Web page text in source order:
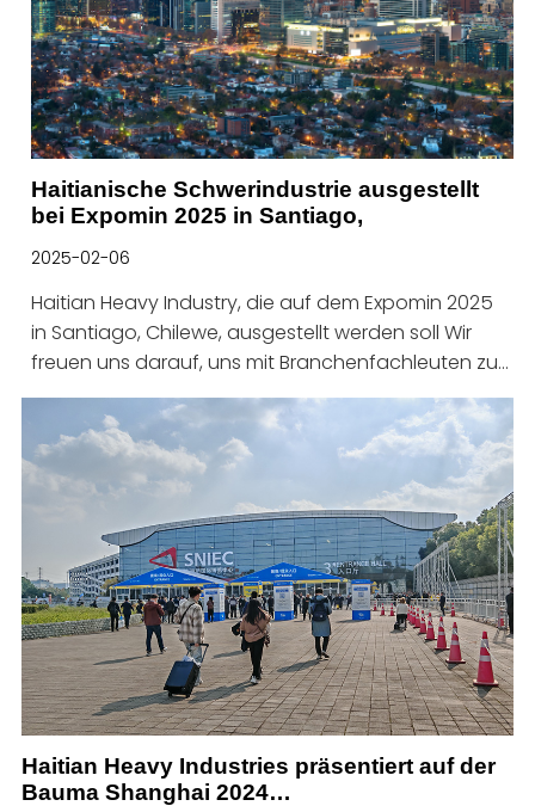
Haitianische Schwerindustrie ausgestellt
bei Expomin 2025 in Santiago,
2025-02-06
Haitian Heavy Industry, die auf dem Expomin 2025
in Santiago, Chilewe, ausgestellt werden soll Wir
freuen uns darauf, uns mit Branchenfachleuten zu
verbinden und unsere hochmodernen Casting-
Lösungen zu präsentieren. Sie finden uns am Stand
3-C51 im Center Espacio Riesgo! Warum werden wir
unter Expomin 2025 besuchen. Bei Expomin 2025
werden wir unsere Hochleistungsgüsse
präsentieren, die entworfen wurden
Haitian Heavy Industries präsentiert auf der
Bauma Shanghai 2024